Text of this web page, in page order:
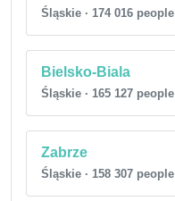
Śląskie · 174 016 people
Bielsko-Biala
Śląskie · 165 127 people
Zabrze
Śląskie · 158 307 people